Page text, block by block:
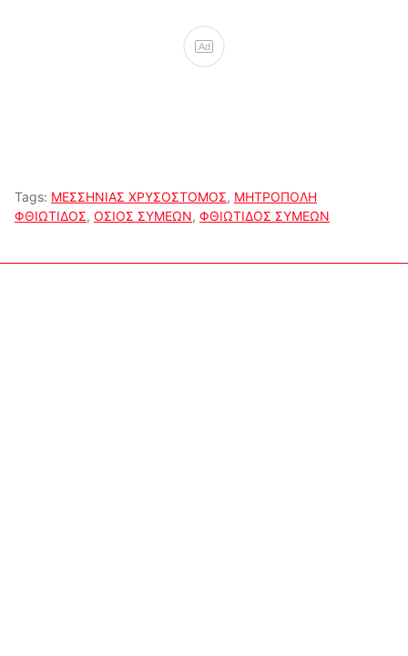
Ad
Tags: ΜΕΣΣΗΝΙΑΣ ΧΡΥΣΟΣΤΟΜΟΣ, ΜΗΤΡΟΠΟΛΗ
ΦΘΙΩΤΙΔΟΣ, ΟΣΙΟΣ ΣΥΜΕΩΝ, ΦΘΙΩΤΙΔΟΣ ΣΥΜΕΩΝ